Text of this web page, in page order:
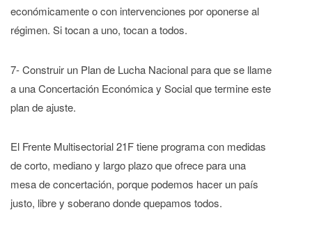
económicamente o con intervenciones por oponerse al
régimen. Si tocan a uno, tocan a todos.
7- Construir un Plan de Lucha Nacional para que se llame
a una Concertación Económica y Social que termine este
plan de ajuste.
El Frente Multisectorial 21F tiene programa con medidas
de corto, mediano y largo plazo que ofrece para una
mesa de concertación, porque podemos hacer un país
justo, libre y soberano donde quepamos todos.